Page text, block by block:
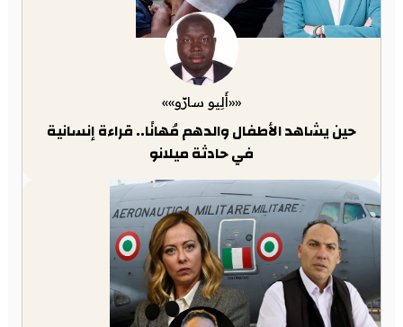
««أَلِيو سارّو»»
حين يشاهد الأطفال والدهم مُهانًا.. قراءة إنسانية
في حادثة ميلانو